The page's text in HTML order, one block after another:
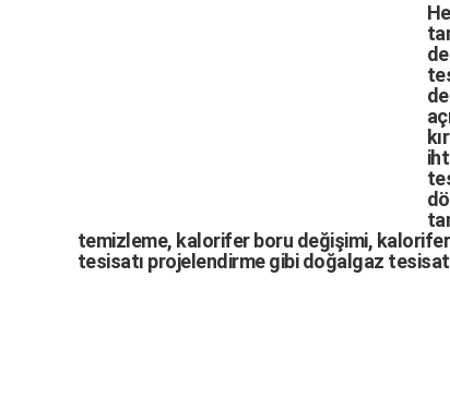
temizleme, kalorifer boru değişimi,
tesisatı projelendirme gibi doğalgaz